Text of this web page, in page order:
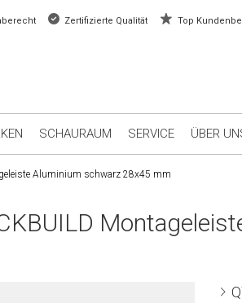
Zertifizierte Qualität Top
SCHAURAUM SERVICE ÜBER
Aluminium schwarz 28x45 mm